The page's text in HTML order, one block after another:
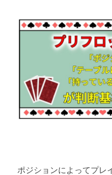
ポジションによってプレ